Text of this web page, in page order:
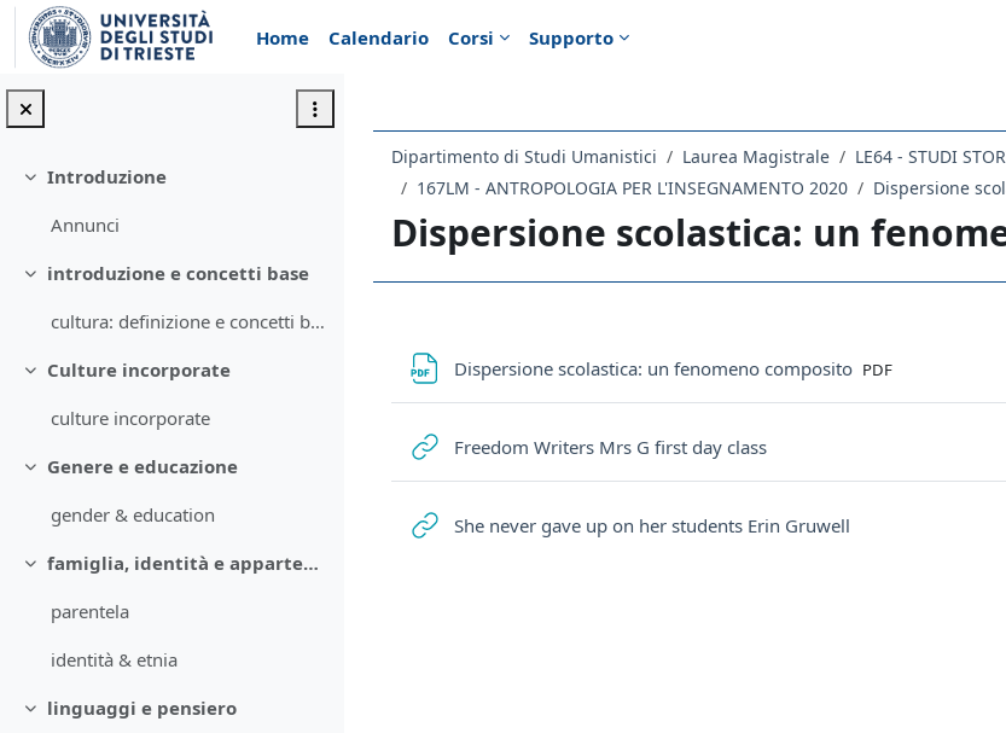
Vai al contenuto principale
Home
Calendario Corsi Supporto
Minimizza
Introduzione
Annunci
Minimizza
introduzione e concetti base
cultura: definizione e concetti base
Minimizza
Culture incorporate
culture incorporate
Minimizza
Genere e educazione
gender & education
Minimizza
famiglia, identità e appartenenze
parentela
identità & etnia
Minimizza
linguaggi e pensiero
Dipartimento di Studi Umanistici Laurea Magistrale
167LM - ANTROPOLOGIA PER L'INSEGNAMENTO 2020
Dispersione
Dispersione scolastica: un
Dispersione scolastica: un fenomeno composito File
PDF
Freedom Writers Mrs G first day classURL
She never gave up on her students Erin Gruwell